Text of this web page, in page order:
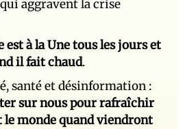
aggravent la crise
est à la Une tous les jours et
il fait chaud.
santé et désinformation :
sur nous pour rafraîchir
monde quand viendront